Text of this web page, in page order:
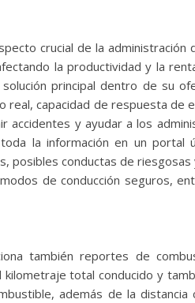
crucial de la
la productividad y la
principal dentro de su
real, capacidad de respuesta de
accidentes y ayudar a los
la información en un portal
posibles conductas de
de conducción seguros,
también reportes de
total conducido y
además de la